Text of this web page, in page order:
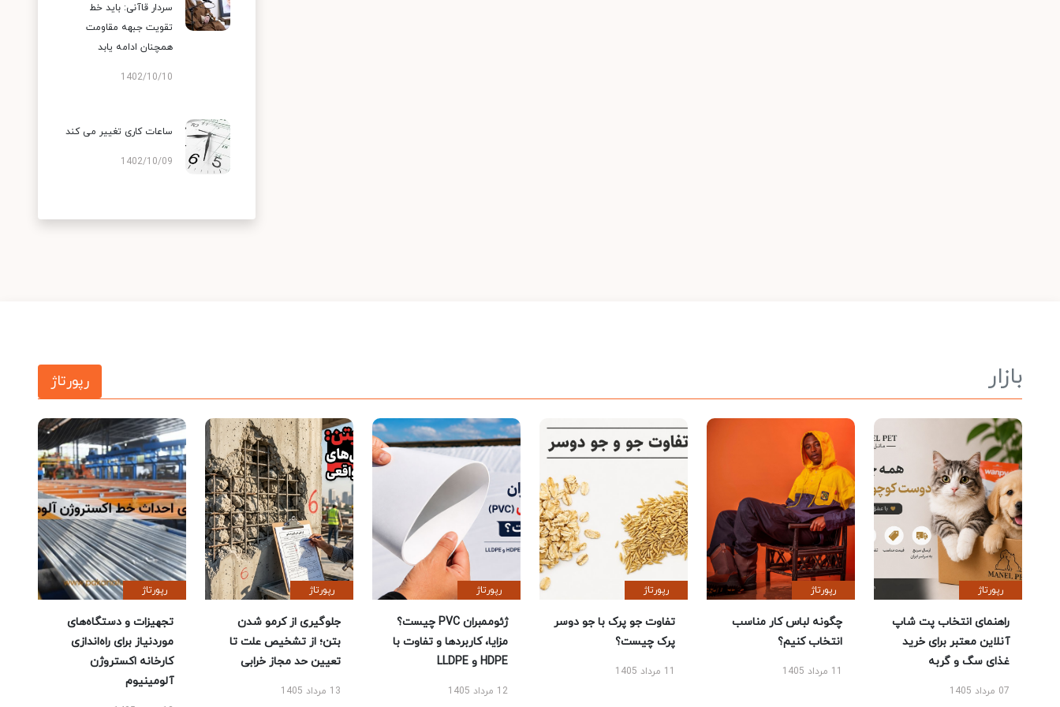
سردار قاآنی: باید خط
تقویت جبهه مقاومت
همچنان ادامه یابد
1402/10/10
ساعات کاری تغییر می‌ کند
1402/10/09
بازار رپورتاژ
رپورتاژ
راهنمای انتخاب پت شاپ
آنلاین معتبر برای خرید
غذای سگ و گربه
07 مرداد 1405
رپورتاژ
چگونه لباس کار مناسب
انتخاب کنیم؟
11 مرداد 1405
رپورتاژ
تفاوت جو پرک با جو دوسر
پرک چیست؟
11 مرداد 1405
رپورتاژ
ژئوممبران PVC چیست؟
مزایا، کاربردها و تفاوت با
HDPE و LLDPE
12 مرداد 1405
رپورتاژ
جلوگیری از کرمو شدن
بتن؛ از تشخیص علت تا
تعیین حد مجاز خرابی
13 مرداد 1405
رپورتاژ
تجهیزات و دستگاه‌های
موردنیاز برای راه‌اندازی
کارخانه اکستروژن
آلومینیوم